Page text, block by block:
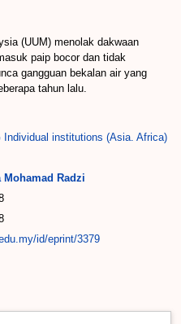
(UUM) menolak dakwaan
paip bocor dan tidak
gangguan bekalan air yang
tahun lalu.
Individual institutions (Asia. Africa)
Radzi
id/eprint/3379